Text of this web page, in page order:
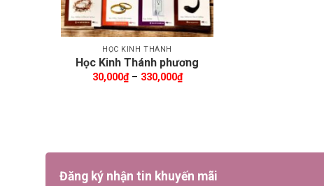
HỌC KINH THÁNH
Học Kinh Thánh phương
pháp quy nạp (Precept
30,000₫ – 330,000₫Khoảng
giá:
Đăng ký nhận tin khuyến mãi